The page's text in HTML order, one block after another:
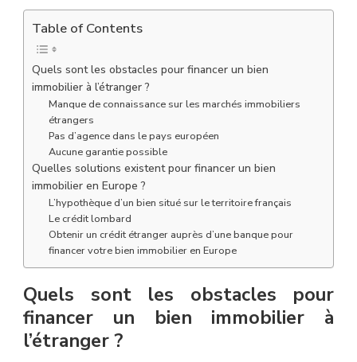
Table of Contents
Quels sont les obstacles pour financer un bien
immobilier à l’étranger ?
Manque de connaissance sur les marchés immobiliers
étrangers
Pas d’agence dans le pays européen
Aucune garantie possible
Quelles solutions existent pour financer un bien
immobilier en Europe ?
L’hypothèque d’un bien situé sur le territoire français
Le crédit lombard
Obtenir un crédit étranger auprès d’une banque pour
financer votre bien immobilier en Europe
Quels sont les obstacles pour
financer un bien immobilier à
l’étranger ?